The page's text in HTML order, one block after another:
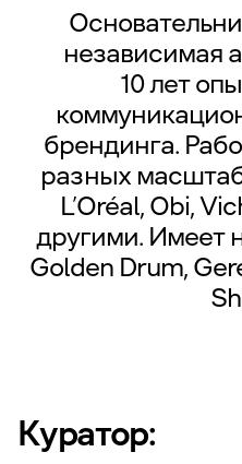
независимая
10 лет
брендинга.
разных
L’Oréal, Obi,
другими. Имеет
Golden Drum,
Куратор: